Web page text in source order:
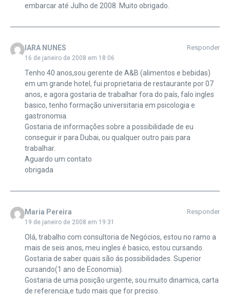
embarcar até Julho de 2008. Muito obrigado.
IARA NUNES
16 de janeiro de 2008 em 18:06
Responder
Tenho 40 anos,sou gerente de A&B (alimentos e bebidas)
em um grande hotel, fui proprietaria de restaurante por 07
anos, e agora gostaria de trabalhar fora do país, falo ingles
basico, tenho formação universitaria em psicologia e
gastronomia.
Gostaria de informações sobre a possibilidade de eu
conseguir ir para Dubai, ou qualquer outro pais para
trabalhar.
Aguardo um contato
obrigada
Maria Pereira
19 de janeiro de 2008 em 19:31
Responder
Olá, trabalho com consultoria de Negócios, estou no ramo a
mais de seis anos, meu ingles é basico, estou cursando.
Gostaria de saber quais são ás possibilidades. Superior
cursando(1 ano de Economia).
Gostaria de uma posição urgente, sou muito dinamica, carta
de referencia,e tudo mais que for preciso.